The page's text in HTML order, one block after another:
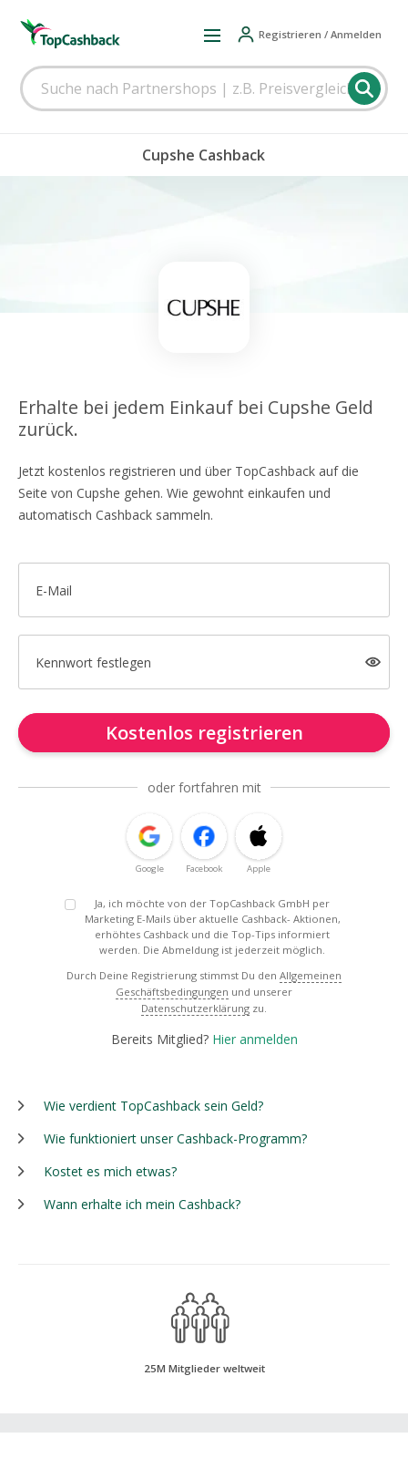
Registrieren / Anmelden
Cupshe Cashback
Erhalte bei jedem Einkauf bei Cupshe Geld
zurück.
Jetzt kostenlos registrieren und über TopCashback auf die
Seite von Cupshe gehen. Wie gewohnt einkaufen und
automatisch Cashback sammeln.
E-Mail
Kennwort festlegen
Kostenlos registrieren
oder fortfahren mit
Google Facebook Apple
Ja, ich möchte von der TopCashback GmbH per
Marketing E-Mails über aktuelle Cashback- Aktionen,
erhöhtes Cashback und die Top-Tips informiert
werden. Die Abmeldung ist jederzeit möglich.
Durch Deine Registrierung stimmst Du den Allgemeinen
Geschäftsbedingungen und unserer
Datenschutzerklärung zu.
Bereits Mitglied? Hier anmelden
Wie verdient TopCashback sein Geld?
Wie funktioniert unser Cashback-Programm?
Kostet es mich etwas?
Wann erhalte ich mein Cashback?
25M Mitglieder weltweit